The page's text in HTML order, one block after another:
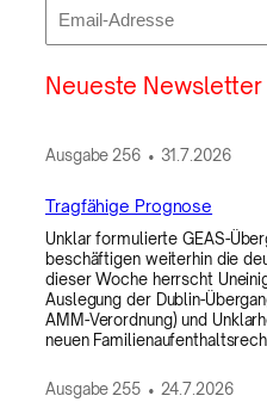
Neueste Newsletter
Ausgabe256• 31.7.2026
Tragfähige Prognose
Unklar formulierte GEAS-
beschäftigen weiterhin die
dieser Woche herrscht
Auslegung der Dublin-
AMM-Verordnung) und
neuen
Ausgabe 255•24.7.2026